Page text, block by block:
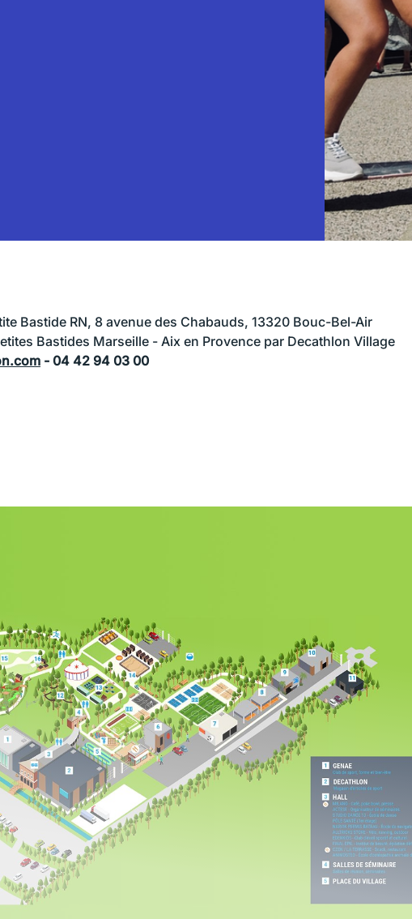
Bastide RN, 8 avenue des Chabauds, 13320 Bouc-Bel-Air
Bastides Marseille - Aix en Provence par Decathlon Village
- 04 42 94 03 00